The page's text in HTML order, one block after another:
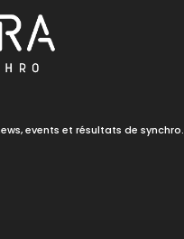
events et résultats de synchro.